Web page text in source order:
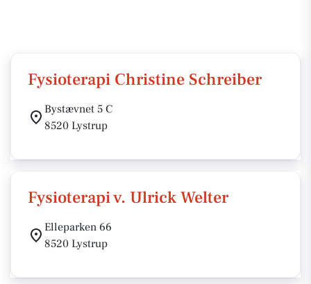
Fysioterapi Christine Schreiber
Bystævnet 5 C
8520 Lystrup
Fysioterapi v. Ulrick Welter
Elleparken 66
8520 Lystrup